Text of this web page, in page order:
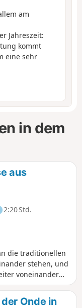
am
Jahreszeit:
kommt
eine sehr
in dem
aus
2:20 Std.
die traditionellen
stehen, und
voneinander
Onde in